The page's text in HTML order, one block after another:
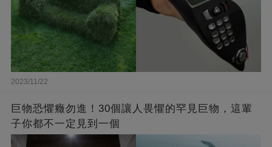
2023/11/22
巨物恐懼癥勿進！30個讓人畏懼的罕見巨物，這輩
子你都不一定見到一個